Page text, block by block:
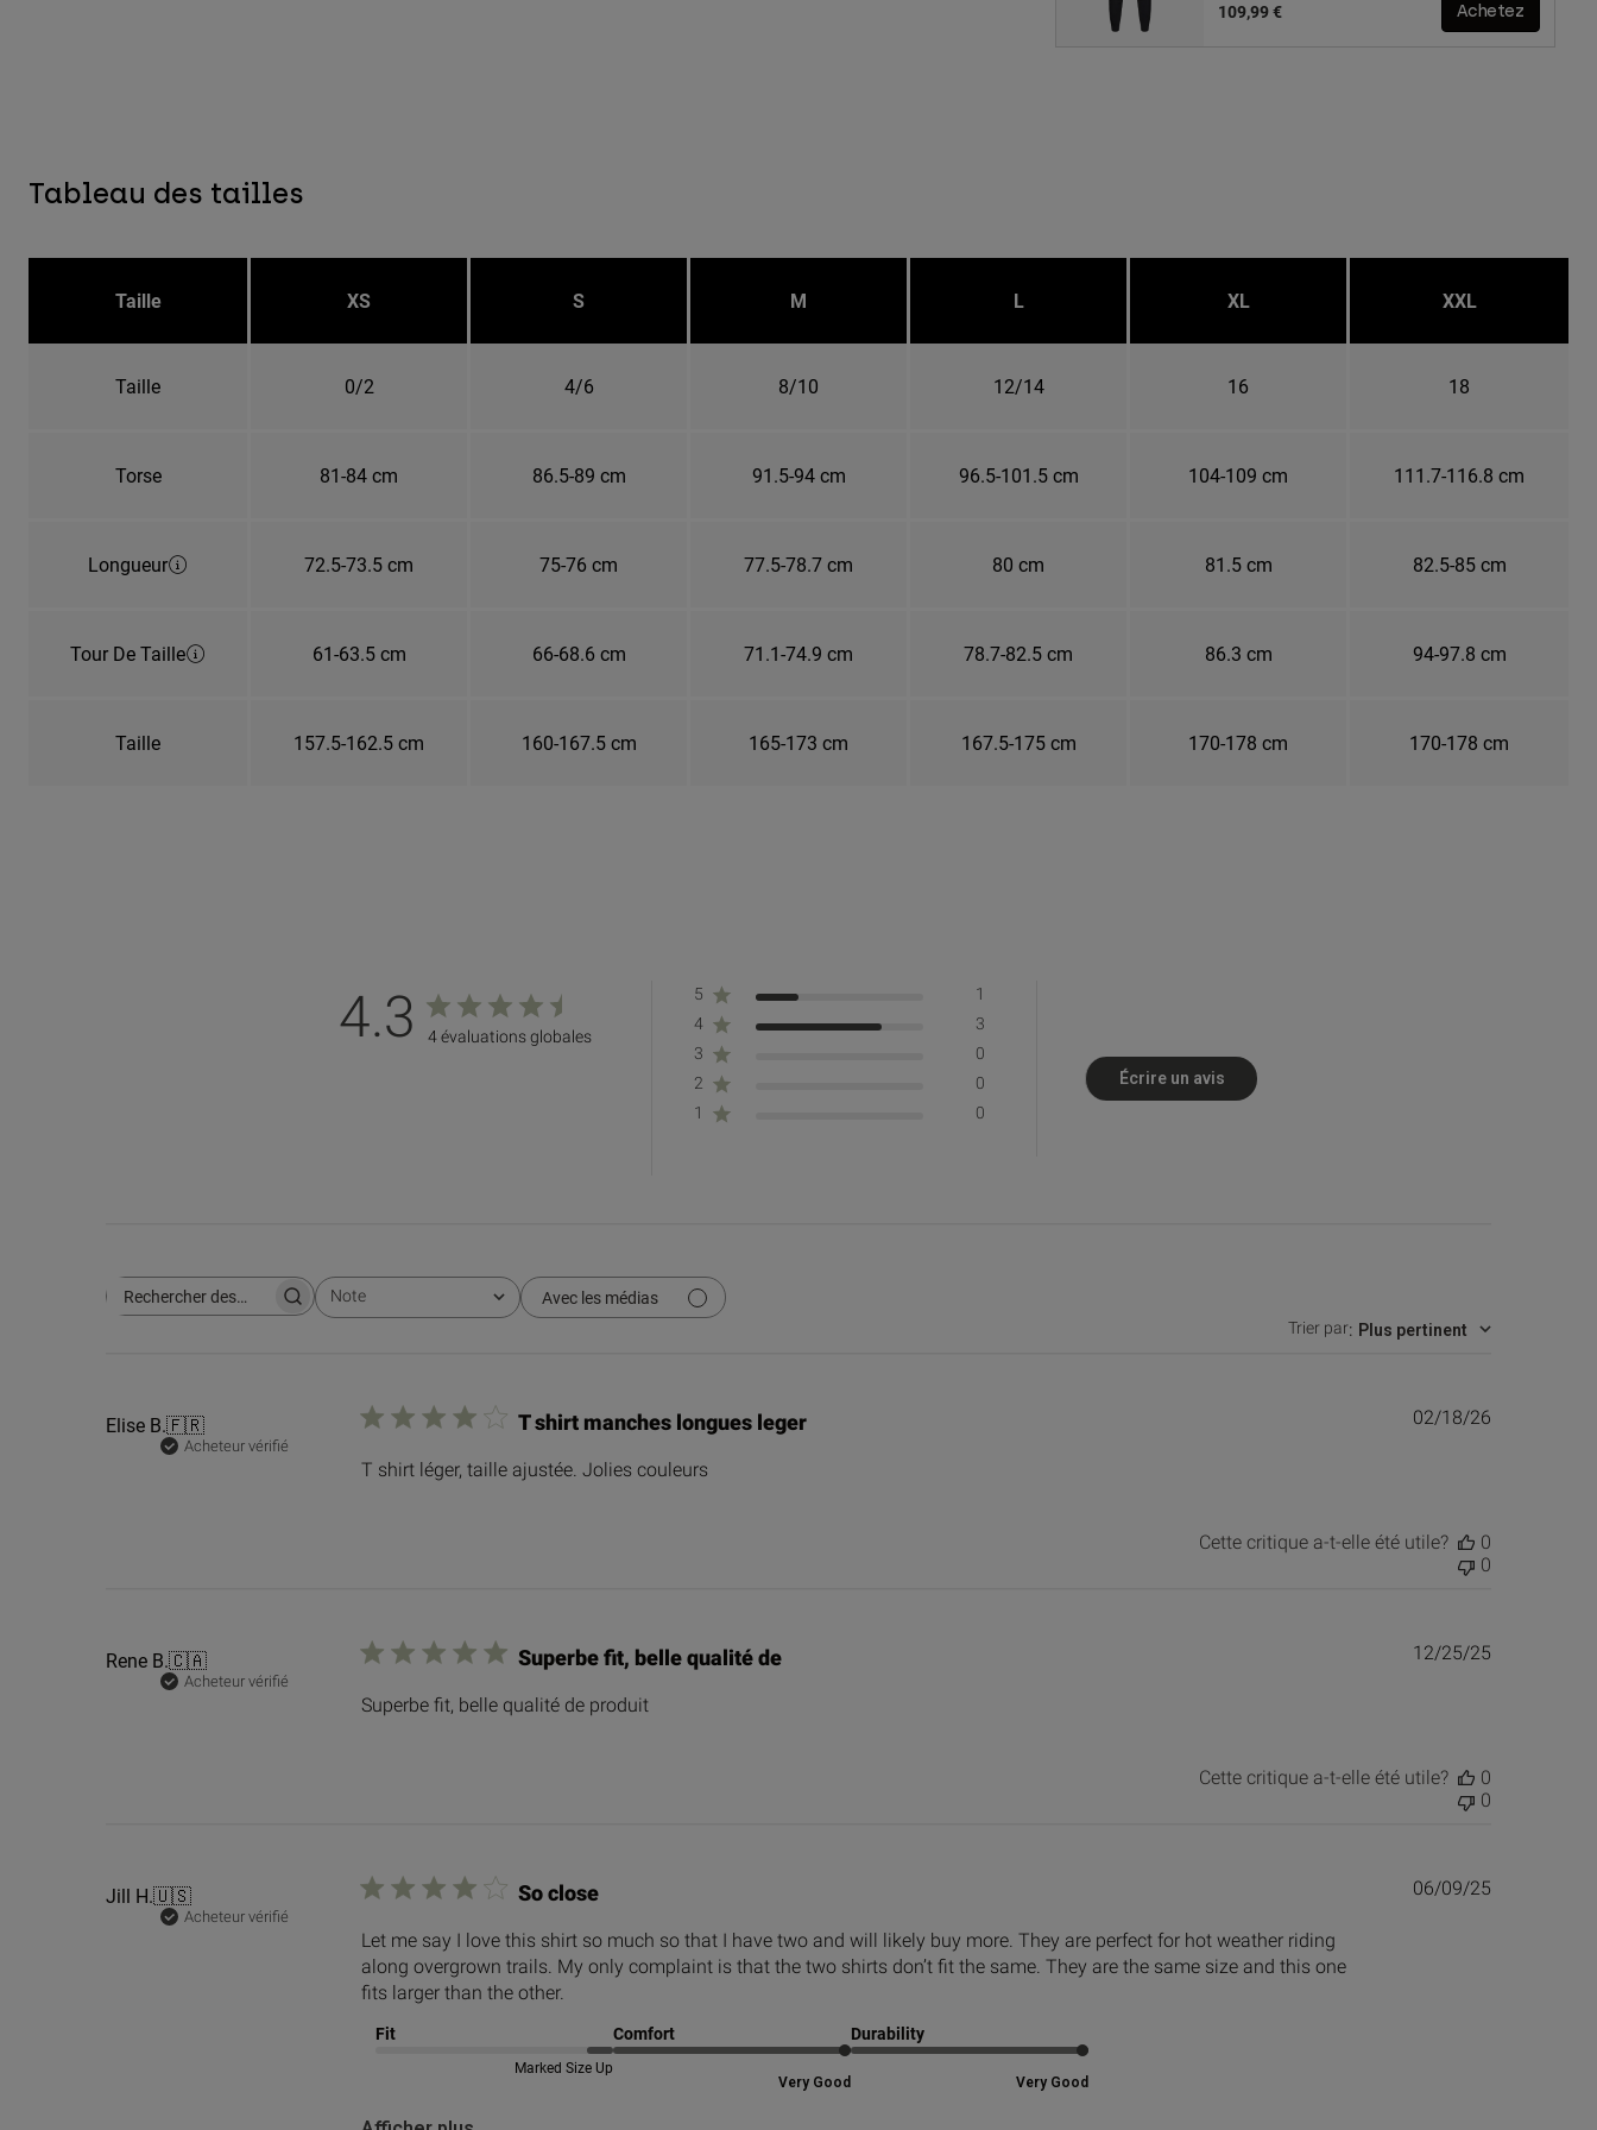
109,99 € Achetez
Tableau des tailles
Taille XS S M L XL XXL
Taille 0/2 4/6 8/10 12/14 16 18
Torse 81-84 cm 86.5-89 cm 91.5-94 cm 96.5-101.5 cm 104-109 cm 111.7-116.8 cm
Longueur 72.5-73.5 cm 75-76 cm 77.5-78.7 cm 80 cm 81.5 cm 82.5-85 cm
Tour De Taille 61-63.5 cm 66-68.6 cm 71.1-74.9 cm 78.7-82.5 cm 86.3 cm 94-97.8 cm
Taille 157.5-162.5 cm 160-167.5 cm 165-173 cm 167.5-175 cm 170-178 cm 170-178 cm
4.3 4 évaluations globales
5
1
4
3
3
0
2
0
1
0
Écrire un avis
Rechercher des avis
Note
Toutes les évaluations Avec les médias
Trier par: Plus pertinent
Elise B.🇫🇷
Acheteur vérifié
T shirt manches longues leger
T shirt léger, taille ajustée. Jolies couleurs
02/18/26
Cette critique a-t-elle été utile?
0
0
Rene B.🇨🇦
Acheteur vérifié
Superbe fit, belle qualité de
Superbe fit, belle qualité de produit
12/25/25
Cette critique a-t-elle été utile?
0
0
Jill H.🇺🇸
Acheteur vérifié
So close
Let me say I love this shirt so much so that I have two and will likely buy more. They are perfect for hot weather riding
along overgrown trails. My only complaint is that the two shirts don’t fit the same. They are the same size and this one
fits larger than the other.
Fit
Marked Size Up
Comfort
Very Good
Durability
Very Good
06/09/25